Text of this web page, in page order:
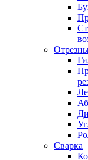
Сварка